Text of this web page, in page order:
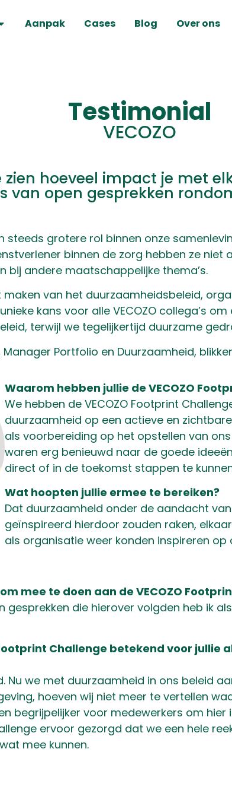
Aanpak Cases Blog Over ons
Testimonial
VECOZO
hoeveel impact je met
van open gesprekken
steeds grotere rol binnen onze
binnen de zorg hebben ze niet
bij andere maatschappelijke thema’s.
van het duurzaamheidsbeleid,
kans voor alle VECOZO collega’s
terwijl we tegelijkertijd duurzame
Manager Portfolio en Duurzaamheid,
Waarom hebben jullie de VECOZO
We hebben de VECOZO Footprint
duurzaamheid op een actieve en
als voorbereiding op het opstellen van
waren erg benieuwd naar de goede
direct of in de toekomst stappen te
Wat hoopten jullie ermee te bereiken?
Dat duurzaamheid onder de aandacht
geïnspireerd hierdoor zouden raken,
als organisatie weer konden inspireren op
mee te doen aan de VECOZO
gesprekken die hierover volgden heb ik
Challenge betekend voor jullie
Nu we met duurzaamheid in ons beleid
hoeven wij niet meer te vertellen
begrijpelijker voor medewerkers om
ervoor gezorgd dat we een hele
mee kunnen.